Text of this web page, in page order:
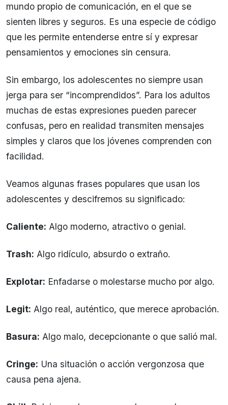
mundo propio de comunicación, en el que se
sienten libres y seguros. Es una especie de código
que les permite entenderse entre sí y expresar
pensamientos y emociones sin censura.
Sin embargo, los adolescentes no siempre usan
jerga para ser “incomprendidos”. Para los adultos
muchas de estas expresiones pueden parecer
confusas, pero en realidad transmiten mensajes
simples y claros que los jóvenes comprenden con
facilidad.
Veamos algunas frases populares que usan los
adolescentes y descifremos su significado:
Caliente: Algo moderno, atractivo o genial.
Trash: Algo ridículo, absurdo o extraño.
Explotar: Enfadarse o molestarse mucho por algo.
Legit: Algo real, auténtico, que merece aprobación.
Basura: Algo malo, decepcionante o que salió mal.
Cringe: Una situación o acción vergonzosa que
causa pena ajena.